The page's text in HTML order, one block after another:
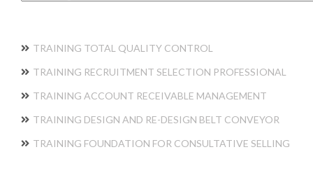
TRAINING TOTAL QUALITY CONTROL
TRAINING RECRUITMENT SELECTION PROFESSIONAL
TRAINING ACCOUNT RECEIVABLE MANAGEMENT
TRAINING DESIGN AND RE-DESIGN BELT CONVEYOR
TRAINING FOUNDATION FOR CONSULTATIVE SELLING